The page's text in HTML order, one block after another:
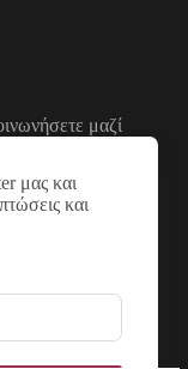
μας και
και
μαζί
Φλώρινα,